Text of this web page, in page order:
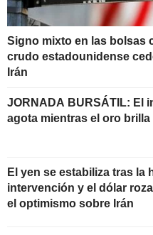
Signo mixto en las bolsas
crudo estadounidense
Irán
JORNADA BURSÁTIL: El
agota mientras el oro brilla
El yen se estabiliza tras la
intervención y el dólar
el optimismo sobre Irán